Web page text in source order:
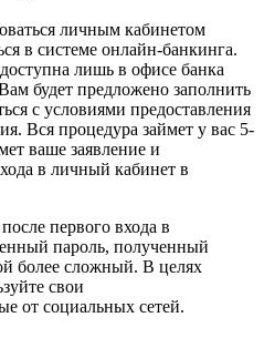
личным кабинетом
в системе онлайн-банкинга.
лишь в офисе банка
будет предложено заполнить
с условиями предоставления
Вся процедура займет у вас 5-
ваше заявление и
в личный кабинет в
первого входа в
пароль, полученный
более сложный. В целях
свои
от социальных сетей.